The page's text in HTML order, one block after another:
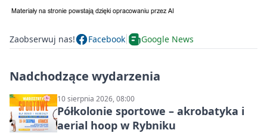
Zaobserwuj nas! Facebook Google News
Nadchodzące wydarzenia
10 sierpnia 2026, 08:00
Półkolonie sportowe – akrobatyka i
aerial hoop w Rybniku